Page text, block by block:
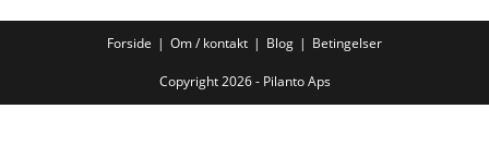
Forside Om / kontakt Blog Betingelser
Copyright 2026 - Pilanto Aps